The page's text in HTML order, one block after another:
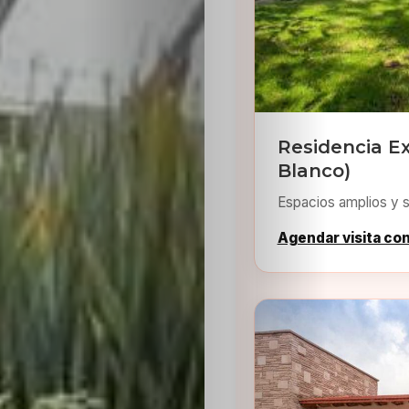
Residencia
Blanco)
Espacios amplios y
Agendar visita